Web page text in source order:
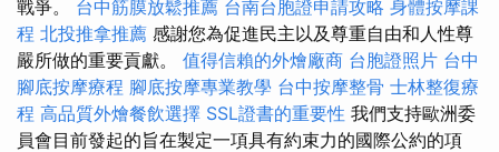
戰爭。 台中筋膜放鬆推薦 台南台胞證申請攻略 身體按摩課
程 北投推拿推薦 感謝您為促進民主以及尊重自由和人性尊
嚴所做的重要貢獻。 值得信賴的外燴廠商 台胞證照片 台中
腳底按摩療程 腳底按摩專業教學 台中按摩整骨 士林整復療
程 高品質外燴餐飲選擇 SSL證書的重要性 我們支持歐洲委
員會目前發起的旨在製定一項具有約束力的國際公約的項